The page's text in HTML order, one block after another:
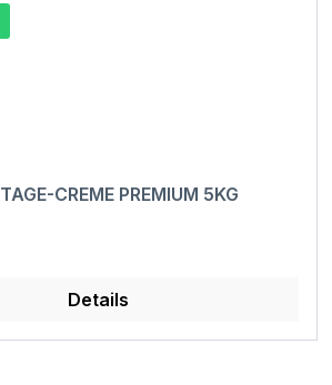
CREME PREMIUM 5KG
Details